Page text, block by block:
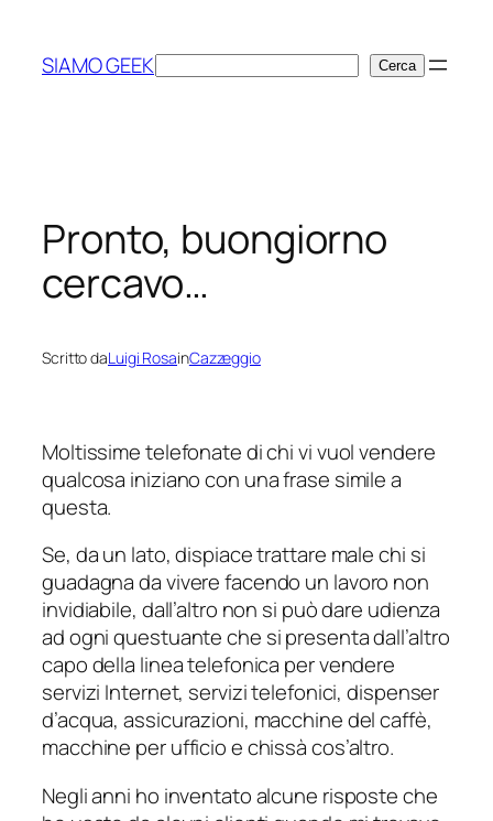
contenuto
SIAMO GEEKCerca Cerca
Pronto, buongiorno
cercavo…
Scritto daLuigi RosainCazzeggio
Moltissime telefonate di chi vi vuol vendere
qualcosa iniziano con una frase simile a
questa.
Se, da un lato, dispiace trattare male chi si
guadagna da vivere facendo un lavoro non
invidiabile, dall’altro non si può dare udienza
ad ogni questuante che si presenta dall’altro
capo della linea telefonica per vendere
servizi Internet, servizi telefonici, dispenser
d’acqua, assicurazioni, macchine del caffè,
macchine per ufficio e chissà cos’altro.
Negli anni ho inventato alcune risposte che